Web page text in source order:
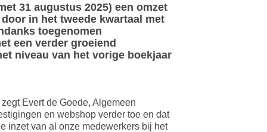
31 augustus 2025) een omzet
in het tweede kwartaal met
toegenomen
een verder groeiend
niveau van het vorige boekjaar
Evert de Goede, Algemeen
en webshop verder toe en dat
inzet van al onze medewerkers bij het